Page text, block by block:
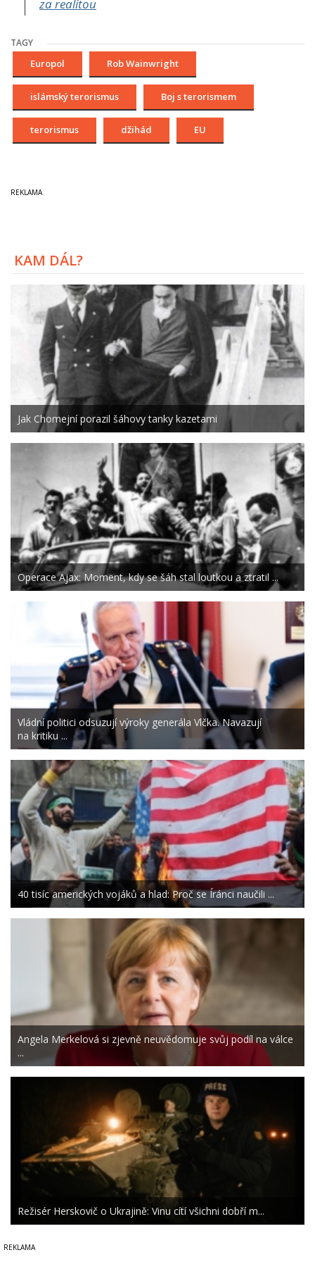
za realitou
TAGY
Europol Rob Wainwright
islámský terorismus Boj s terorismem
terorismus džihád EU
KAM DÁL?
Jak Chomejní porazil šáhovy tanky kazetami
Operace Ajax: Moment, kdy se šáh stal loutkou a ztratil ...
Vládní politici odsuzují výroky generála Vlčka. Navazují
na kritiku ...
40 tisíc amerických vojáků a hlad: Proč se Íránci naučili ...
Angela Merkelová si zjevně neuvědomuje svůj podíl na válce
...
Režisér Herskovič o Ukrajině: Vinu cítí všichni dobří m...